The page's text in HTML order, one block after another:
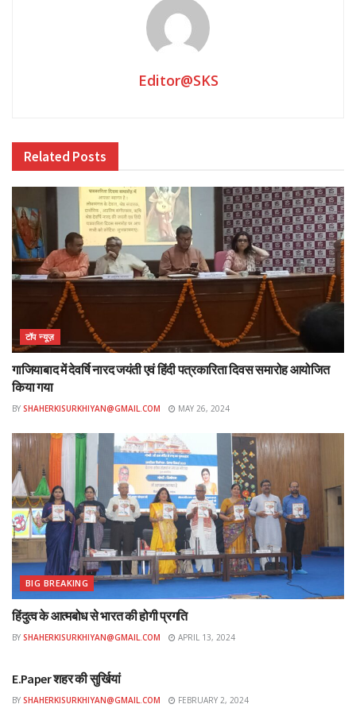
Editor@SKS
Related Posts
टॉप न्यूज़
गाजियाबाद में देवर्षि नारद जयंती एवं हिंदी पत्रकारिता दिवस समारोह आयोजित
किया गया
BY SHAHERKISURKHIYAN@GMAIL.COM MAY 26, 2024
BIG BREAKING
हिंदुत्व के आत्मबोध से भारत की होगी प्रगति
BY SHAHERKISURKHIYAN@GMAIL.COM APRIL 13, 2024
E.Paper शहर की सुर्खियां
BY SHAHERKISURKHIYAN@GMAIL.COM FEBRUARY 2, 2024